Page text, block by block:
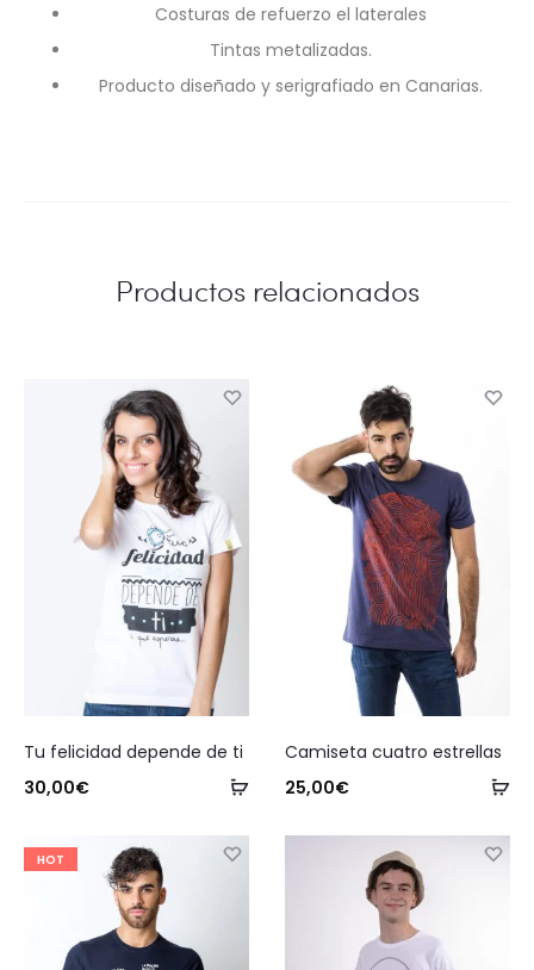
Costuras de refuerzo el laterales
Tintas metalizadas.
Producto diseñado y serigrafiado en Canarias.
Productos relacionados
Seleccionar
producto
múltiples
variantes.
Las
opciones
Tu felicidad depende de ti
30,00€
múltiples
variantes.
Las
opciones
Camiseta cuatro estrellas
25,00€
HOT